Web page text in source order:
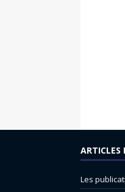
ARTICLES
Les